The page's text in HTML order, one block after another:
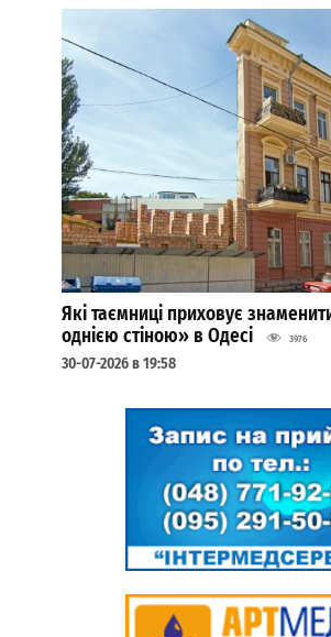
Які таємниці приховує
однією стіною» в Одесі
3976
30-07-2026 в 19:58